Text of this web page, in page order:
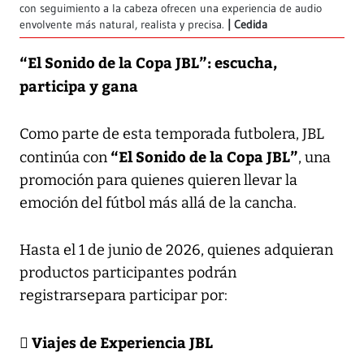
con seguimiento a la cabeza ofrecen una experiencia de audio
envolvente más natural, realista y precisa.
Cedida
“El Sonido de la Copa JBL”: escucha,
participa y gana
Como parte de esta temporada futbolera, JBL
continúa con “El Sonido de la Copa JBL”, una
promoción para quienes quieren llevar la
emoción del fútbol más allá de la cancha.
Hasta el 1 de junio de 2026, quienes adquieran
productos participantes podrán
registrarsepara participar por:
 Viajes de Experiencia JBL